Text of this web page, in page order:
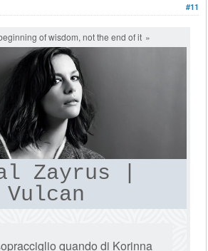
#11
of wisdom, not the end of it
Zayrus |
Vulcan
quando di Korinna